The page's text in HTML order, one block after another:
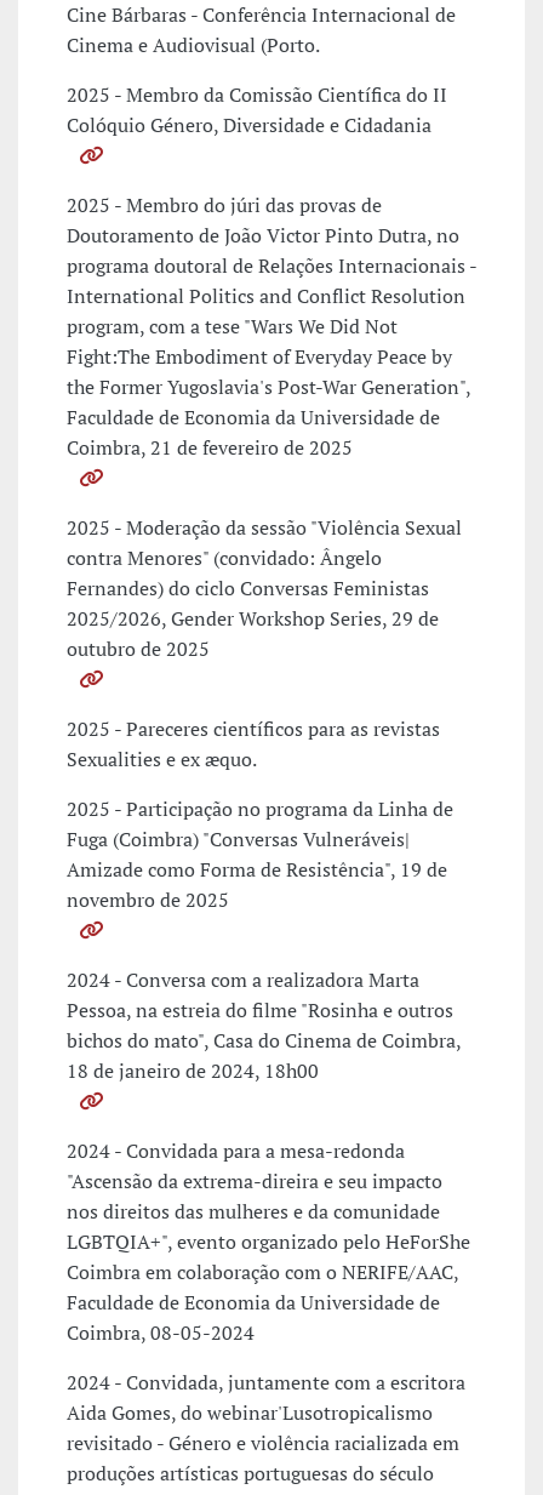
Cine Bárbaras - Conferência Internacional de
Cinema e Audiovisual (Porto.
2025 - Membro da Comissão Científica do II
Colóquio Género, Diversidade e Cidadania
2025 - Membro do júri das provas de
Doutoramento de João Victor Pinto Dutra, no
programa doutoral de Relações Internacionais -
International Politics and Conflict Resolution
program, com a tese "Wars We Did Not
Fight:The Embodiment of Everyday Peace by
the Former Yugoslavia's Post-War Generation",
Faculdade de Economia da Universidade de
Coimbra, 21 de fevereiro de 2025
2025 - Moderação da sessão "Violência Sexual
contra Menores" (convidado: Ângelo
Fernandes) do ciclo Conversas Feministas
2025/2026, Gender Workshop Series, 29 de
outubro de 2025
2025 - Pareceres científicos para as revistas
Sexualities e ex æquo.
2025 - Participação no programa da Linha de
Fuga (Coimbra) "Conversas Vulneráveis|
Amizade como Forma de Resistência", 19 de
novembro de 2025
2024 - Conversa com a realizadora Marta
Pessoa, na estreia do filme "Rosinha e outros
bichos do mato", Casa do Cinema de Coimbra,
18 de janeiro de 2024, 18h00
2024 - Convidada para a mesa-redonda
"Ascensão da extrema-direira e seu impacto
nos direitos das mulheres e da comunidade
LGBTQIA+", evento organizado pelo HeForShe
Coimbra em colaboração com o NERIFE/AAC,
Faculdade de Economia da Universidade de
Coimbra, 08-05-2024
2024 - Convidada, juntamente com a escritora
Aida Gomes, do webinar'Lusotropicalismo
revisitado - Género e violência racializada em
produções artísticas portuguesas do século